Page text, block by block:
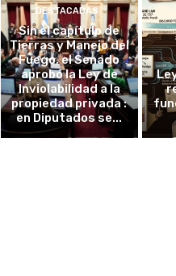
DESTACADAS
Sin el capítulo de
Tierras y Manejo del
Fuego, el Senado
aprobó la Ley de
Inviolabilidad a la
propiedad privada :
en Diputados se...